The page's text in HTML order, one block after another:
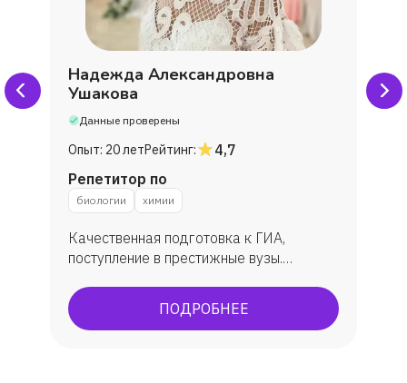
Надежда Александровна
Ушакова
Данные проверены
Опыт: 20 летРейтинг:
4,7
Репетитор по
биологии химии
Качественная подготовка к ГИА,
поступление в престижные вузы.
балл 86 бб. ОГЭ всегда успешно, всегда
максимально сдают.ПОДРОБНЕЕ